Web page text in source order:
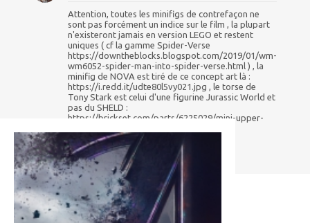
Attention, toutes les minifigs de contrefaçon ne
sont pas forcément un indice sur le film , la plupart
n'existeront jamais en version LEGO et restent
uniques ( cf la gamme Spider-Verse
https://downtheblocks.blogspot.com/2019/01/wm-
wm6052-spider-man-into-spider-verse.html ) , la
minifig de NOVA est tiré de ce concept art là :
https://i.redd.it/udte80l5vy021.jpg , le torse de
Tony Stark est celui d'une figurine Jurassic World et
pas du SHELD :
https://brickset.com/parts/6225029/mini-upper-